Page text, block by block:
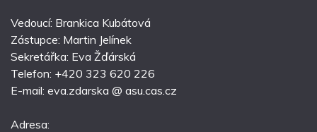
Vedoucí: Brankica Kubátová
Zástupce: Martin Jelínek
Sekretářka: Eva Žďárská
Telefon: +420 323 620 226
E-mail: eva.zdarska @ asu.cas.cz
Adresa: